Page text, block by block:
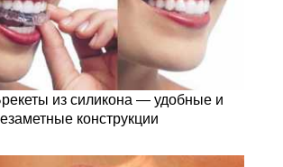
из силикона — удобные и
конструкции